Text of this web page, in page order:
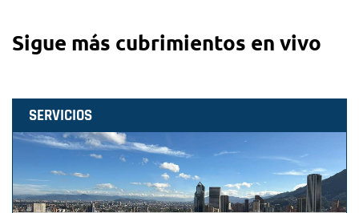
Sigue más cubrimientos en vivo
SERVICIOS